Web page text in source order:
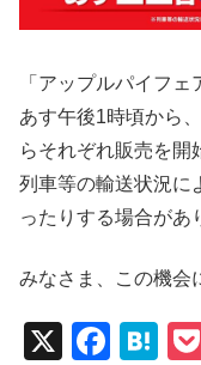
「アップルパイフ
あす午後1時頃から
らそれぞれ販売を開
列車等の輸送状況に
ったりする場合があ
みなさま、この機会
X
F
H